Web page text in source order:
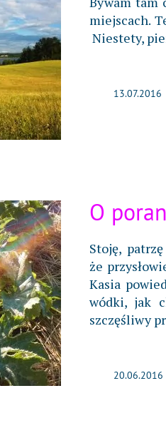
miejscach.
Niestety,
13.07.2016
O
Stoję,
że
Kasia
wódki, jak
szczęśliwy
20.06.2016